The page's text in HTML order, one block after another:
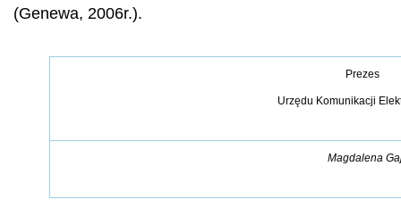
(Genewa, 2006r.).
Prezes
Urzędu Komunikacji
Magdalena